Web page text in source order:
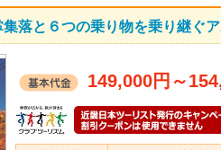
落と６つの乗り物を乗り継ぐ
149,000円 ～